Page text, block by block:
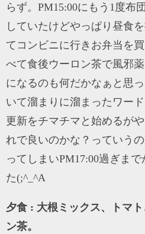
らず。PM15:00にもう1度布
していたけどやっぱり昼食
てコンビニに行きお弁当を
べて食後ウーロン茶で風邪
になるのも何だかなぁと思
いて溜まりに溜まったワー
更新をチマチマと始めるが
れで良いのかな？っていう
ってしまいPM17:00過ぎま
た(;^_^A
夕食 : 大根ミックス、トマ
ン茶。